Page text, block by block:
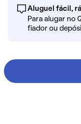
Aluguel fácil,
Para alugar no
fiador ou